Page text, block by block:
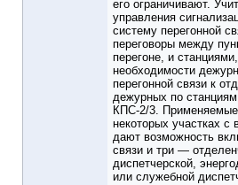
его ограничивают.
управления
систему перегонной
переговоры между
перегоне, и
необходимости
перегонной связи к
дежурных по
КПС-2/3.
некоторых участках
дают возможность
связи и три —
диспетчерской,
или служебной